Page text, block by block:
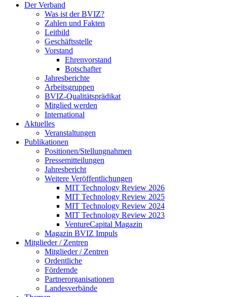
Der Verband
Was ist der BVIZ?
Zahlen und Fakten
Leitbild
Geschäftsstelle
Vorstand
Ehrenvorstand
Botschafter
Jahresberichte
Arbeitsgruppen
BVIZ-Qualitätsprädikat
Mitglied werden
International
Aktuelles
Veranstaltungen
Publikationen
Positionen/Stellungnahmen
Pressemitteilungen
Jahresbericht
Weitere Veröffentlichungen
MIT Technology Review 2026
MIT Technology Review 2025
MIT Technology Review 2024
MIT Technology Review 2023
VentureCapital Magazin
Magazin BVIZ Impuls
Mitglieder / Zentren
Mitglieder / Zentren
Ordentliche
Fördernde
Partnerorganisationen
Landesverbände